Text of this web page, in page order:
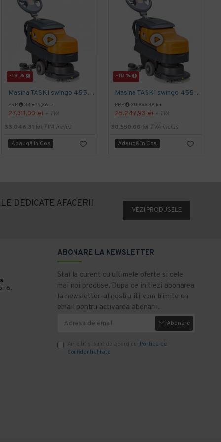
-19 %
Masina TASKI swingo 455 B BMS EURO, 900 W
PRP 33.875,26 lei
27.311,00 lei + TVA
33.046,31 lei TVA inclus
Adaugă în Coş
-18 %
Masina TASKI swingo 455 E EURO
PRP 30.699,36 lei
25.247,93 lei + TVA
30.550,00 lei TVA inclus
Adaugă în Coş
DEDICATE AFACERII
VEZI PRODUSELE
6,
ABONARE LA NEWSLETTER
Stai la curent cu ultimele oferte si cele
mai noi produse. Dupa ce initiezi abonarea
la newsletter-ul nostru iti vom trimite un
email pentru activarea abonarii.
Abonare
Am citit şi sunt de acord cu Politica de
Confidentialitate